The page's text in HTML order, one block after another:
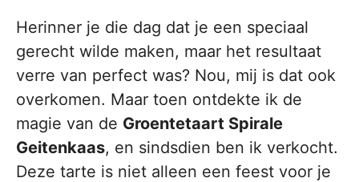
Herinner je die dag dat je een speciaal
gerecht wilde maken, maar het resultaat
verre van perfect was? Nou, mij is dat ook
overkomen. Maar toen ontdekte ik de
magie van de Groentetaart Spirale
Geitenkaas, en sindsdien ben ik verkocht.
Deze tarte is niet alleen een feest voor je